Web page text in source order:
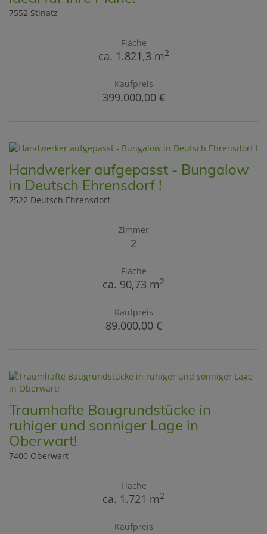
7552 Stinatz
Fläche
ca. 1.821,3 m2
Kaufpreis
399.000,00 €
Handwerker aufgepasst - Bungalow
in Deutsch Ehrensdorf !
7522 Deutsch Ehrensdorf
Zimmer
2
Fläche
ca. 90,73 m2
Kaufpreis
89.000,00 €
Traumhafte Baugrundstücke in
ruhiger und sonniger Lage in
Oberwart!
7400 Oberwart
Fläche
ca. 1.721 m2
Kaufpreis